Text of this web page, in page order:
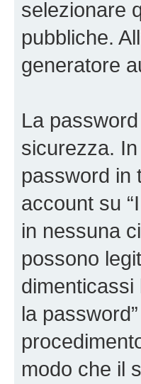
selezionare
pubbliche.
generatore
La
sicurezza.
password in
account su
in nessuna
possono
dimenticassi
la
modo che il